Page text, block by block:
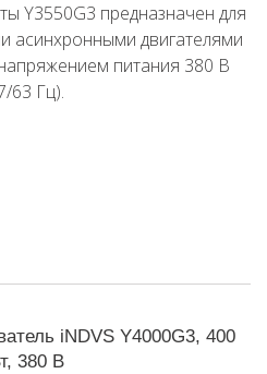
Y3550G3 предназначен для
асинхронными двигателями
питания 380 В
63 Гц).
iNDVS Y4000G3, 400
380 В